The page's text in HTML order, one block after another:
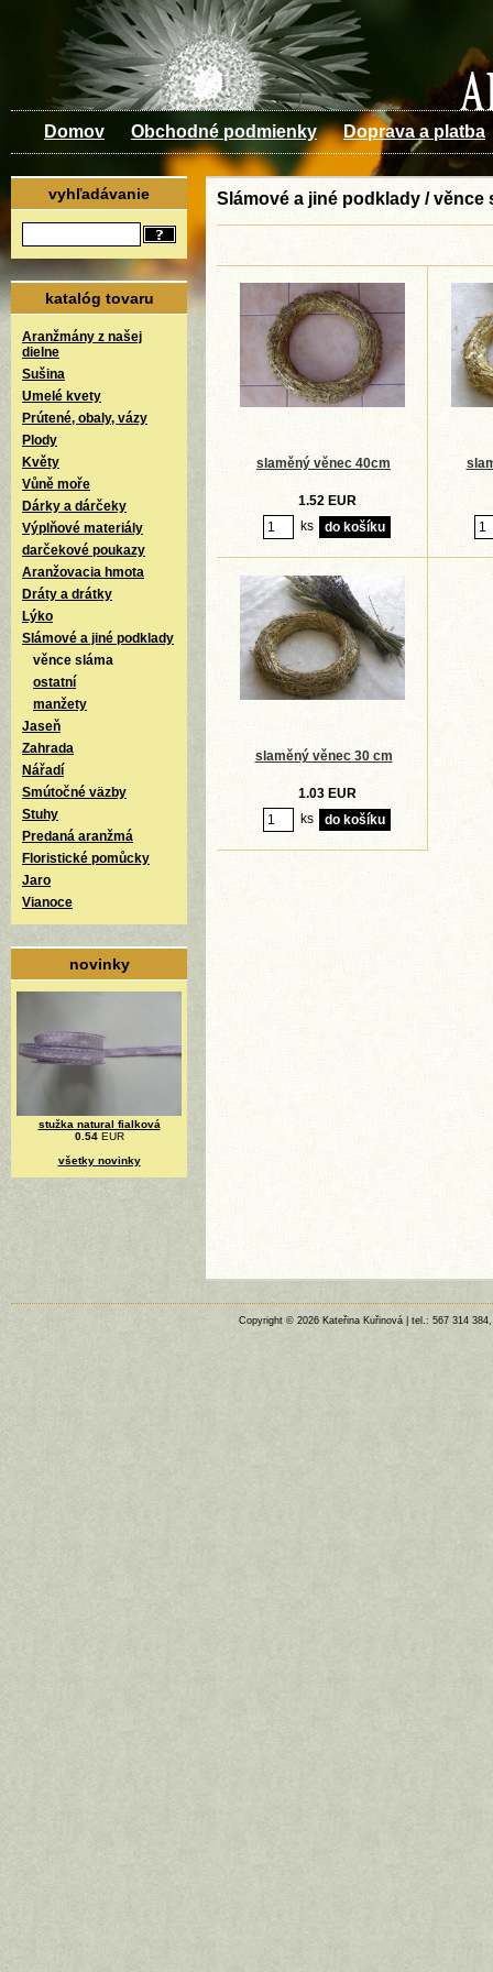
Domov Obchodné podmienky Doprava a platba
vyhľadávanie
katalóg tovaru
Aranžmány z našej
dielne
Sušina
Umelé kvety
Prútené, obaly, vázy
Plody
Květy
Vůně moře
Dárky a dárčeky
Výplňové materiály
darčekové poukazy
Aranžovacia hmota
Dráty a drátky
Lýko
Slámové a jiné podklady
věnce sláma
ostatní
manžety
Jaseň
Zahrada
Nářadí
Smútočné väzby
Stuhy
Predaná aranžmá
Floristické pomůcky
Jaro
Vianoce
novinky
stužka natural fialková
0.54EUR
všetky novinky
Slámové a jiné podklady / věnce
slaměný věnec 40cm
1.52 EUR
ks
slaměný věnec 30 cm
1.03 EUR
ks
Copyright © 2026 Kateřina Kuřinová | tel.: 567 314